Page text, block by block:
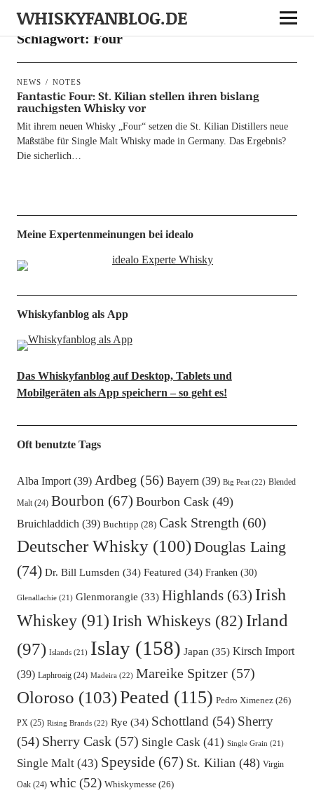
WHISKYFANBLOG.DE
Schlagwort:Four
NEWS NOTES
Fantastic Four: St. Kilian stellen ihren bislang
rauchigsten Whisky vor
Mit ihrem neu­en Whis­ky „Four“ set­zen die St. Kili­an Distil­lers neue
Maß­stä­be für Sin­gle Malt Whis­ky made in Ger­ma­ny. Das Ergeb­nis?
Die sicherlich…
Meine Expertenmeinungen bei idealo
Whiskyfanblog als App
Das Whiskyfanblog auf Desktop, Tablets und
Mobilgeräten als App speichern – so geht es!
Oft benutzte Tags
Alba Import(39) Ardbeg (56) Bayern(39) Big Peat(22) Blended
Malt(24) Bourbon (67) Bourbon Cask(49)
Bruichladdich(39) Buchtipp (28) Cask Strength (60)
Deutscher Whisky(100)Douglas Laing
(74) Dr. Bill Lumsden (34) Featured (34) Franken(30)
Glenallachie(21) Glenmorangie (33) Highlands(63) Irish
Whiskey(91) Irish Whiskeys (82) Irland
(97) Islands(21) Islay(158) Japan (35) Kirsch Import
(39) Laphroaig(24) Madeira(22) Mareike Spitzer(57)
Oloroso (103)Peated(115) Pedro Ximenez(26)
PX(25) Rising Brands(22) Rye (34) Schottland (54) Sherry
(54) Sherry Cask(57) Single Cask(41) Single Grain (21)
Single Malt(43) Speyside(67) St. Kilian(48) Virgin
Oak(24) whic(52) Whiskymesse(26)